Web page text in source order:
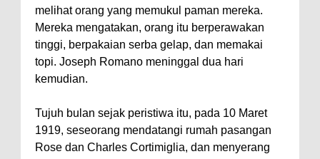
melihat orang yang memukul paman mereka.
Mereka mengatakan, orang itu berperawakan
tinggi, berpakaian serba gelap, dan memakai
topi. Joseph Romano meninggal dua hari
kemudian.
Tujuh bulan sejak peristiwa itu, pada 10 Maret
1919, seseorang mendatangi rumah pasangan
Rose dan Charles Cortimiglia, dan menyerang